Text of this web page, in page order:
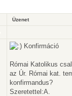
Üzenet
Konfirmáció
Római Katolikus
az Úr. Római kat.
konfirmandus?
Szeretettel:A.